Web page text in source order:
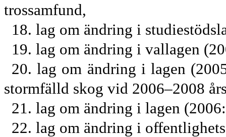
trossamfund,
18. lag om ändring i
19. lag om ändring i vallagen
20. lag om ändring i lagen
stormfälld skog vid 2006–2008
21. lag om ändring i lagen
22. lag om ändring i